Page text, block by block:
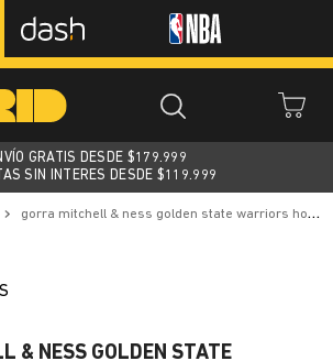
GRATIS DESDE $179.999
SIN INTERES DESDE $119.999
gorra mitchell & ness golden state warriors hombre
& NESS GOLDEN STATE